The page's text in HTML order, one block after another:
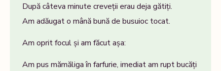
După câteva minute creveții erau deja gătiți.
Am adăugat o mână bună de busuioc tocat.
Am oprit focul și am făcut așa:
Am pus mămăliga în farfurie, imediat am rupt bucăți